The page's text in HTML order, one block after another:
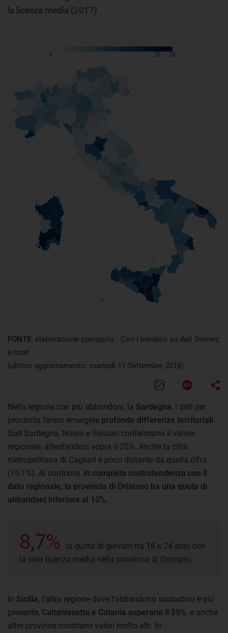
la licenza media (2017)
FONTE: elaborazione openpolis - Con i bambini su dati Svimez
e Istat
(ultimo aggiornamento: martedì 11 Settembre 2018)
Nella regione con più abbandoni, la Sardegna, i dati per
provincia fanno emergere profonde differenze territoriali
Sud Sardegna, Nuoro e Sassari confermano il valore
regionale, attestandosi sopra il 20%. Anche la città
metropolitana di Cagliari è poco distante da quella cifra
(19,1%). Al contrario, in completa controtendenza con il
dato regionale, la provincia di Oristano ha una quota di
abbandoni inferiore al 10%
8,7%
la quota di giovani tra 18 e 24 anni con
la sola licenza media nella provincia di Oristano.
In Sicilia, l'altra regione dove l'abbandono scolastico è più
presente, Caltanissetta e Catania superano il 25%, e anche
altre province mostrano valori molto alti. In